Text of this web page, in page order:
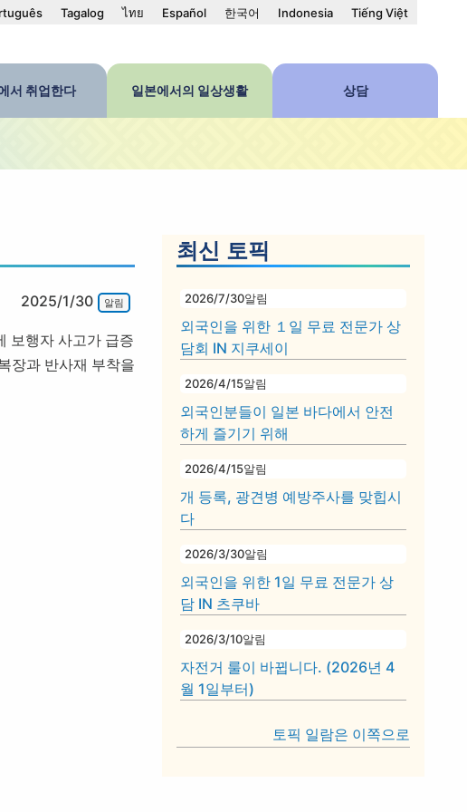
Tagalog ไทย Español 한국어 Indonesia Tiếng Việt
서 취업한다 일본에서의 일상생활 상담
2025/1/30 알림
보행자 사고가 급증
장과 반사재 부착을
최신 토픽
2026/7/30알림
외국인을 위한 １일 무료 전문가 상
담회 IN 지쿠세이
2026/4/15알림
외국인분들이 일본 바다에서 안전
하게 즐기기 위해
2026/4/15알림
개 등록, 광견병 예방주사를 맞힙시
다
2026/3/30알림
외국인을 위한 1일 무료 전문가 상
담 IN 츠쿠바
2026/3/10알림
자전거 룰이 바뀝니다. (2026년 4
월 1일부터)
토픽 일람은 이쪽으로